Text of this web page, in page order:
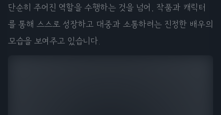
단순히 주어진 역할을 수행하는 것을 넘어, 작품과 캐릭터
를 통해 스스로 성장하고 대중과 소통하려는 진정한 배우의
모습을 보여주고 있습니다.